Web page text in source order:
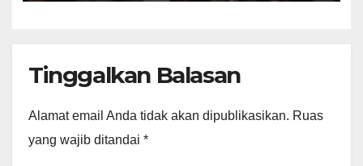
Tinggalkan Balasan
Alamat email Anda tidak akan dipublikasikan. Ruas
yang wajib ditandai *